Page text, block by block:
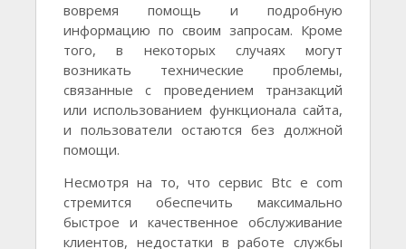
вовремя помощь и подробную
информацию по своим запросам. Кроме
того, в некоторых случаях могут
возникать технические проблемы,
связанные с проведением транзакций
или использованием функционала сайта,
и пользователи остаются без должной
помощи.
Несмотря на то, что сервис Btc e com
стремится обеспечить максимально
быстрое и качественное обслуживание
клиентов, недостатки в работе службы